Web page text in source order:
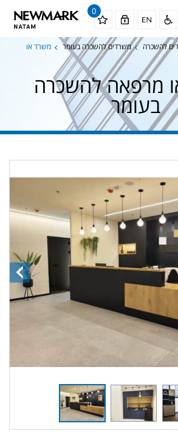
0
להשכרה משרדים להשכרה בעומר
משרד או
מרפאה להשכרה
בעומר